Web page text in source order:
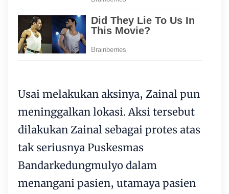
Usai melakukan aksinya, Zainal pun
meninggalkan lokasi. Aksi tersebut
dilakukan Zainal sebagai protes atas
tak seriusnya Puskesmas
Bandarkedungmulyo dalam
menangani pasien, utamaya pasien